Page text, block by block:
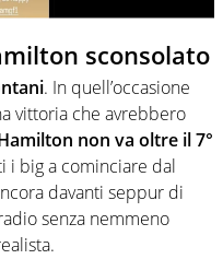
sconsolato
. In quell’occasione
vittoria che avrebbero
non va oltre il 7°
i big a cominciare dal
davanti seppur di
senza nemmeno